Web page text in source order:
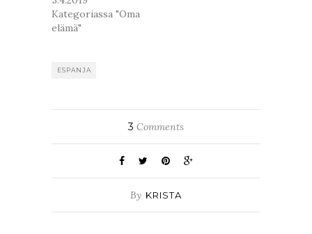
Kategoriassa "Oma
elämä"
ESPANJA
3 Comments
By KRISTA